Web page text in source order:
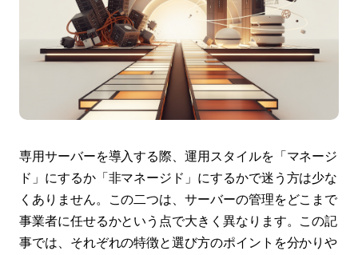
専用サーバーを導入する際、運用スタイルを「マネージ
ド」にするか「非マネージド」にするかで迷う方は少な
くありません。この二つは、サーバーの管理をどこまで
事業者に任せるかという点で大きく異なります。この記
事では、それぞれの特徴と選び方のポイントを分かりや